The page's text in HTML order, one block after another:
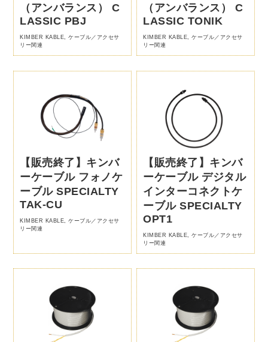
（アンバランス） C
LASSIC PBJ
KIMBER KABLE ,ケーブル／アクセサ
リー関連
（アンバランス） C
LASSIC TONIK
KIMBER KABLE ,ケーブル／アクセサ
リー関連
【販売終了】キンバ
ーケーブル フォノケ
ーブル SPECIALTY
TAK-CU
KIMBER KABLE ,ケーブル／アクセサ
リー関連
【販売終了】キンバ
ーケーブル デジタル
インターコネクトケ
ーブル SPECIALTY
OPT1
KIMBER KABLE ,ケーブル／アクセサ
リー関連